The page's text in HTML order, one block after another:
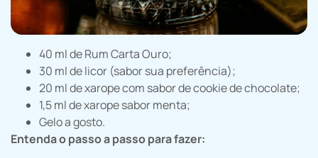
40 ml de Rum Carta Ouro;
30 ml de licor (sabor sua preferência);
20 ml de xarope com sabor de cookie de chocolate;
1,5 ml de xarope sabor menta;
Gelo a gosto.
Entenda o passo a passo para fazer: